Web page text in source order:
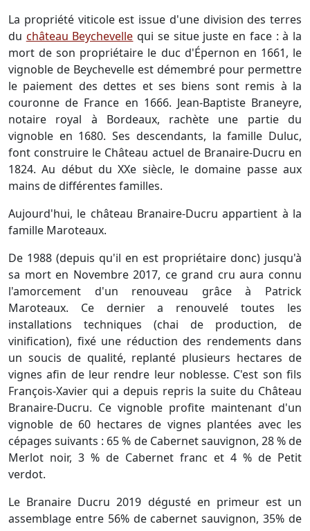
La propriété viticole est issue d'une division des terres
du château Beychevelle qui se situe juste en face : à la
mort de son propriétaire le duc d'Épernon en 1661, le
vignoble de Beychevelle est démembré pour permettre
le paiement des dettes et ses biens sont remis à la
couronne de France en 1666. Jean-Baptiste Braneyre,
notaire royal à Bordeaux, rachète une partie du
vignoble en 1680. Ses descendants, la famille Duluc,
font construire le Château actuel de Branaire-Ducru en
1824. Au début du XXe siècle, le domaine passe aux
mains de différentes familles.
Aujourd'hui, le château Branaire-Ducru appartient à la
famille Maroteaux.
De 1988 (depuis qu'il en est propriétaire donc) jusqu'à
sa mort en Novembre 2017, ce grand cru aura connu
l'amorcement d'un renouveau grâce à Patrick
Maroteaux. Ce dernier a renouvelé toutes les
installations techniques (chai de production, de
vinification), fixé une réduction des rendements dans
un soucis de qualité, replanté plusieurs hectares de
vignes afin de leur rendre leur noblesse. C'est son fils
François-Xavier qui a depuis repris la suite du Château
Branaire-Ducru. Ce vignoble profite maintenant d'un
vignoble de 60 hectares de vignes plantées avec les
cépages suivants : 65 % de Cabernet sauvignon, 28 % de
Merlot noir, 3 % de Cabernet franc et 4 % de Petit
verdot.
Le Branaire Ducru 2019 dégusté en primeur est un
assemblage entre 56% de cabernet sauvignon, 35% de